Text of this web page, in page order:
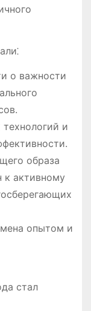
о важности
и
образа
активному
опытом и
стал